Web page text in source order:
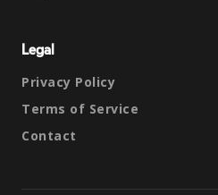
Legal
Privacy Policy
Terms of Service
Contact